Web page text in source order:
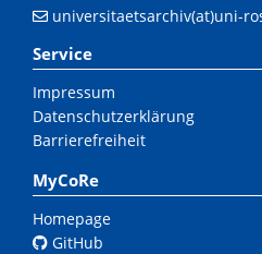
universitaetsarchiv(at)uni-
Service
Impressum
Datenschutzerklärung
Barrierefreiheit
MyCoRe
Homepage
GitHub